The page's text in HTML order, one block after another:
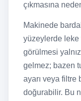
çıkmasına
Makinede
yüzeylerde leke
görülmesi
gelmez; bazen
ayarı veya filtre
doğurabilir. Bu